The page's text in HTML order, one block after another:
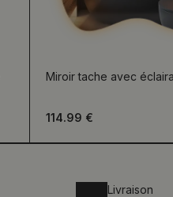
Miroir tache avec
114.99 €
Livraison